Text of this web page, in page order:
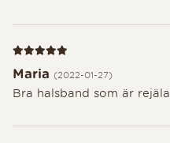
Recension 5 av 5
Maria (2022-01-27)
Bra halsband som är rejäla